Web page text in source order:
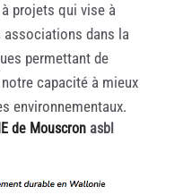
projets qui vise à
associations dans la
permettant de
capacité à mieux
environnementaux.
de Mouscronasbl